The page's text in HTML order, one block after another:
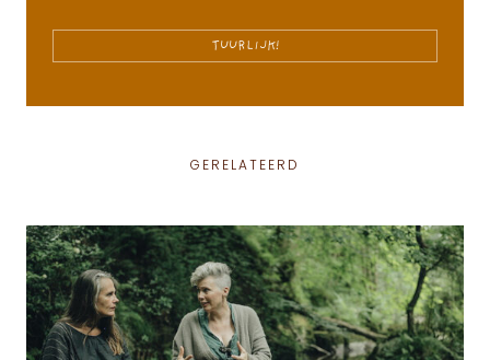
TUURLIJK!
GERELATEERD